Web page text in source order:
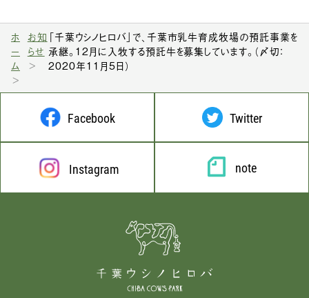
ホ
ー
ム
お知
らせ
「千葉ウシノヒロバ」で、千葉市乳牛育成牧場の預託事業を
承継。12月に入牧する預託牛を募集しています。（〆切：
2020年11月5日）
Facebook Twitter
Instagram note